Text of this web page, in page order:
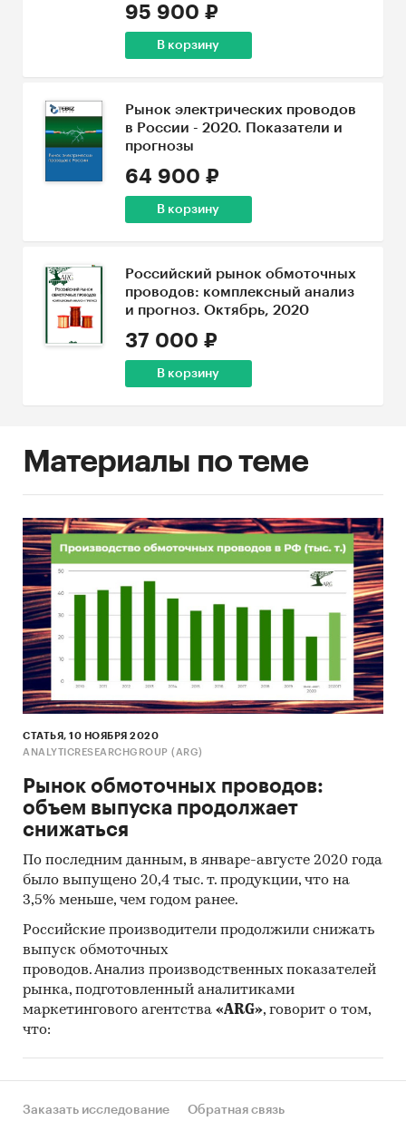
95 900 ₽
В корзину
Рынок электрических проводов
в России - 2020. Показатели и
прогнозы
64 900 ₽
В корзину
Российский рынок обмоточных
проводов: комплексный анализ
и прогноз. Октябрь, 2020
37 000 ₽
В корзину
Материалы по теме
СТАТЬЯ, 10 НОЯБРЯ 2020
ANALYTICRESEARCHGROUP (ARG)
Рынок обмоточных проводов:
объем выпуска продолжает
снижаться
По последним данным, в январе-августе 2020 года
было выпущено 20,4 тыс. т. продукции, что на
3,5% меньше, чем годом ранее.
Российские производители продолжили снижать
выпуск обмоточных
проводов. Анализ производственных показателей
рынка, подготовленный аналитиками
маркетингового агентства «ARG», говорит о том,
что:
Заказать исследование Обратная связь